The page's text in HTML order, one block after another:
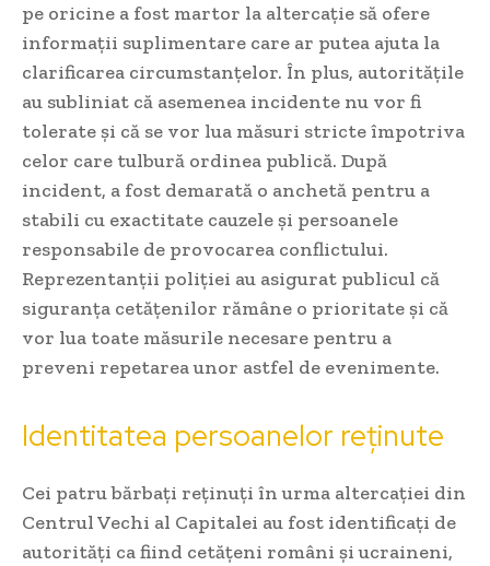
pe oricine a fost martor la altercație să ofere
informații suplimentare care ar putea ajuta la
clarificarea circumstanțelor. În plus, autoritățile
au subliniat că asemenea incidente nu vor fi
tolerate și că se vor lua măsuri stricte împotriva
celor care tulbură ordinea publică. După
incident, a fost demarată o anchetă pentru a
stabili cu exactitate cauzele și persoanele
responsabile de provocarea conflictului.
Reprezentanții poliției au asigurat publicul că
siguranța cetățenilor rămâne o prioritate și că
vor lua toate măsurile necesare pentru a
preveni repetarea unor astfel de evenimente.
Identitatea persoanelor reținute
Cei patru bărbați reținuți în urma altercației din
Centrul Vechi al Capitalei au fost identificați de
autorități ca fiind cetățeni români și ucraineni,